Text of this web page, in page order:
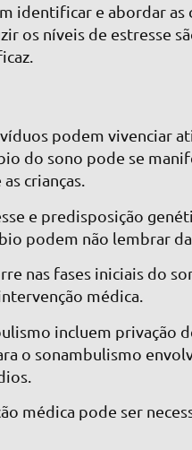
identificar e abordar as
os níveis de estresse
podem vivenciar
do sono pode se
crianças.
e predisposição
podem não lembrar
nas fases iniciais do
médica.
incluem privação
o sonambulismo
médica pode ser